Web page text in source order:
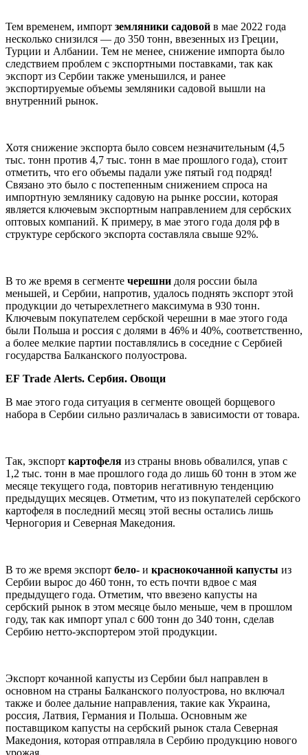
Тем временем, импорт земляники садовой в мае 2022 года
несколько снизился — до 350 тонн, ввезенных из Греции,
Турции и Албании. Тем не менее, снижение импорта было
следствием проблем с экспортными поставками, так как
экспорт из Сербии также уменьшился, и ранее
экспортируемые объемы земляники садовой вышли на
внутренний рынок.
Хотя снижение экспорта было совсем незначительным (4,5
тыс. тонн против 4,7 тыс. тонн в мае прошлого года), стоит
отметить, что его объемы падали уже пятый год подряд!
Связано это было с постепенным снижением спроса на
импортную землянику садовую на рынке россии, которая
является ключевым экспортным направлением для сербских
оптовых компаний. К примеру, в мае этого года доля рф в
структуре сербского экспорта составляла свыше 92%.
В то же время в сегменте черешни доля россии была
меньшей, и Сербии, напротив, удалось поднять экспорт этой
продукции до четырехлетнего максимума в 930 тонн.
Ключевым покупателем сербской черешни в мае этого года
были Польша и россия с долями в 46% и 40%, соответственно,
а более мелкие партии поставлялись в соседние с Сербией
государства Балканского полуострова.
EF Trade Alerts. Сербия. Овощи
В мае этого года ситуация в сегменте овощей борщевого
набора в Сербии сильно различалась в зависимости от товара.
Так, экспорт картофеля из страны вновь обвалился, упав с
1,2 тыс. тонн в мае прошлого года до лишь 60 тонн в этом же
месяце текущего года, повторив негативную тенденцию
предыдущих месяцев. Отметим, что из покупателей сербского
картофеля в последний месяц этой весны остались лишь
Черногория и Северная Македония.
В то же время экспорт бело- и краснокочанной капусты из
Сербии вырос до 460 тонн, то есть почти вдвое с мая
предыдущего года. Отметим, что ввезено капусты на
сербский рынок в этом месяце было меньше, чем в прошлом
году, так как импорт упал с 600 тонн до 340 тонн, сделав
Сербию нетто-экспортером этой продукции.
Экспорт кочанной капусты из Сербии был направлен в
основном на страны Балканского полуострова, но включал
также и более дальние направления, такие как Украина,
россия, Латвия, Германия и Польша. Основным же
поставщиком капусты на сербский рынок стала Северная
Македония, которая отправляла в Сербию продукцию нового